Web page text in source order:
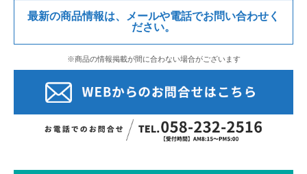
最新の商品情報は、メールや電話でお問い合わせく
ださい。
※商品の情報掲載が間に合わない場合がございます